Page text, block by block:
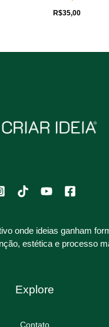
R$35,00
onde ideias ganham
estética e processo
Explore
Contato